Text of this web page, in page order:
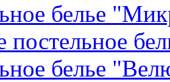
белье
постельное
белье